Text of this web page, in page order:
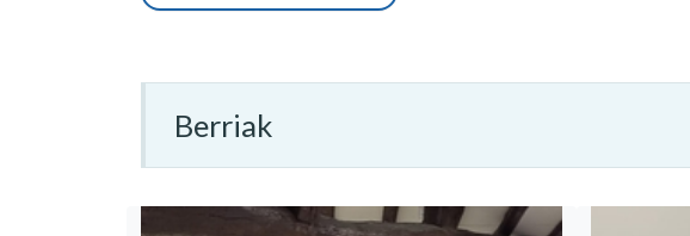
Berriak